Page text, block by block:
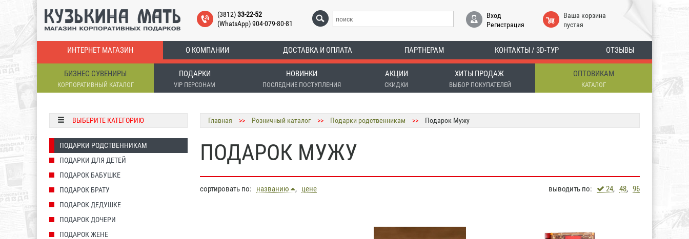
(3812)33-22-52
(WhatsApp) 904-079-80-81
Вход
Регистрация
Ваша корзина
пустая
ИНТЕРНЕТ МАГАЗИН О КОМПАНИИ ДОСТАВКА И ОПЛАТА ПАРТНЕРАМ КОНТАКТЫ / 3D-ТУР ОТЗЫВЫ
БИЗНЕС СУВЕНИРЫ
КОРПОРАТИВНЫЙ КАТАЛОГ
ПОДАРКИ
VIP ПЕРСОНАМ
НОВИНКИ
ПОСЛЕДНИЕ ПОСТУПЛЕНИЯ
АКЦИИ
СКИДКИ
ХИТЫ ПРОДАЖ
ВЫБОР ПОКУПАТЕЛЕЙ
ОПТОВИКАМ
КАТАЛОГ
ВЫБЕРИТЕ КАТЕГОРИЮ
ПОДАРКИ РОДСТВЕННИКАМ
ПОДАРКИ ДЛЯ ДЕТЕЙ
ПОДАРОК БАБУШКЕ
ПОДАРОК БРАТУ
ПОДАРОК ДЕДУШКЕ
ПОДАРОК ДОЧЕРИ
ПОДАРОК ЖЕНЕ
Главная >> Розничный каталог >> Подарки родственникам >> Подарок Мужу
ПОДАРОК МУЖУ
сортировать по: названию , цене выводить по: 24, 48, 96